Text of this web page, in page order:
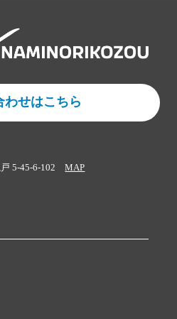
わせはこちら
戸 5-45-6-102MAP